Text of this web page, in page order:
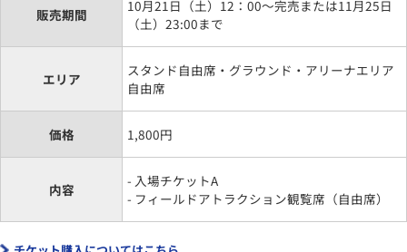
販売期間
10月21日（土）12：00～完売または11月25日
（土）23:00まで
エリア
スタンド自由席・グラウンド・アリーナエリア
自由席
価格 1,800円
内容
- 入場チケットA
- フィールドアトラクション観覧席（自由席）